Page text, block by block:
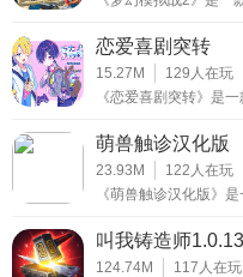
恋爱喜剧突转
15.27M 129 人在玩
《恋爱喜剧突转》是
萌兽触诊汉化版
23.93M 122 人在玩
《萌兽触诊汉化版》
叫我铸造师1.0.13
124.74M 117 人在玩